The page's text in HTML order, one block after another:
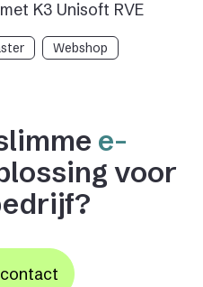
K3 Unisoft RVE
Webshop
e-
voor